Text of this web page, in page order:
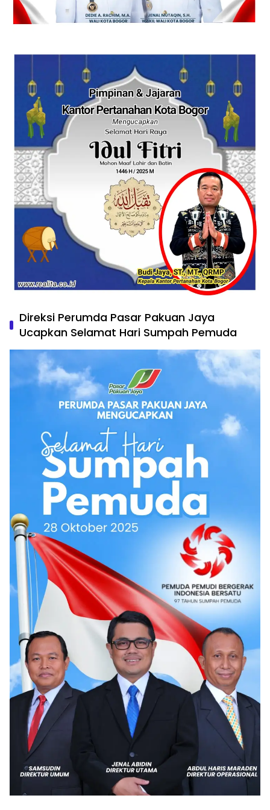
Direksi Perumda Pasar Pakuan Jaya
Ucapkan Selamat Hari Sumpah Pemuda